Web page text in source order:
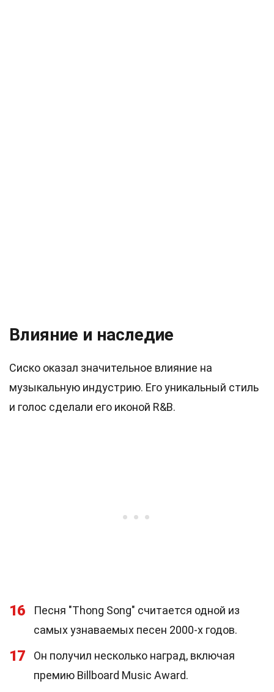
Влияние и наследие
Сиско оказал значительное влияние на
музыкальную индустрию. Его уникальный стиль
и голос сделали его иконой R&B.
16
Песня "Thong Song" считается одной из
самых узнаваемых песен 2000-х годов.
17
Он получил несколько наград, включая
премию Billboard Music Award.